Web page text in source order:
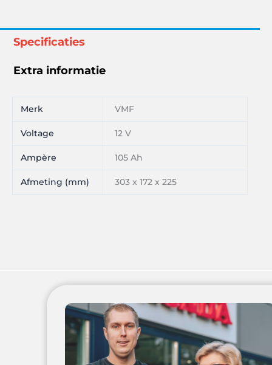
Specificaties
Extra informatie
Merk VMF
Voltage 12 V
Ampère 105 Ah
Afmeting (mm) 303 x 172 x 225